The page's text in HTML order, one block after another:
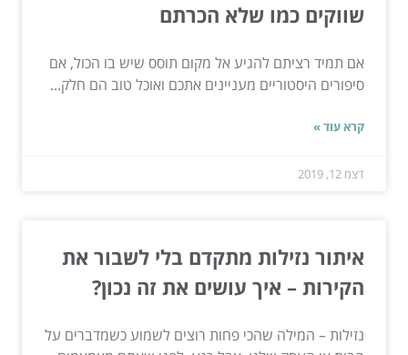
שווקים כמו שלא הכרתם
אם תמיד רציתם להגיע אל מקום תוסס שיש בו הכול, אם
סיפורים היסטוריים מעניינים אתכם ואוכל טוב הם חלק...
קרא עוד »
דצמ 12, 2019
איתור נזילות מתקדם בלי לשבור את
הקירות – איך עושים את זה נכון?
נזילות – המילה שהכי פחות רוצים לשמוע כשמדברים על